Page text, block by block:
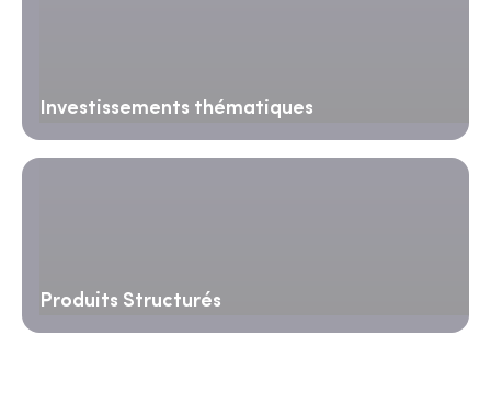
Investissements thématiques
Produits Structurés